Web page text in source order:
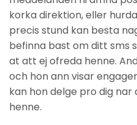
korka direktion, eller
precis stund kan besta
befinna bast om ditt sms
at att ej ofreda henne.
och hon ann visar
kan hon delge pro dig
henne.